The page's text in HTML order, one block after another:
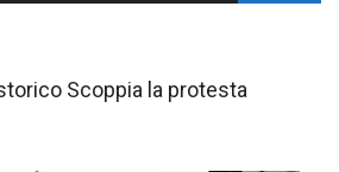
Scoppia la protesta